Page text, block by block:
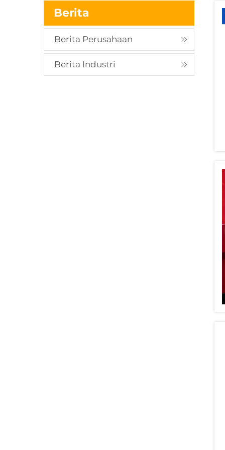
Berita
Berita Perusahaan
Berita Industri